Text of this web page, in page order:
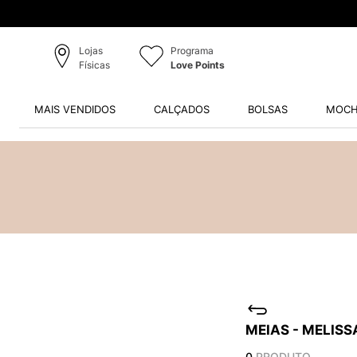
Lojas
Físicas
Programa
Love Points
MAIS VENDIDOS CALÇADOS BOLSAS
MEIAS -